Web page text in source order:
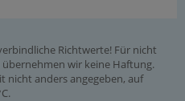
Richtwerte! Für nicht
wir keine Haftung.
nicht anders angegeben, auf